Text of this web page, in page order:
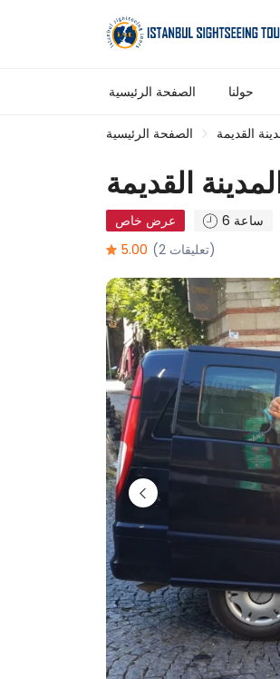
الصفحة الرئيسية حولنا
الصفحة الرئيسية القديمة
القديمة
عرض خاص 6 ساعة
5.00
(2 تعليقات)